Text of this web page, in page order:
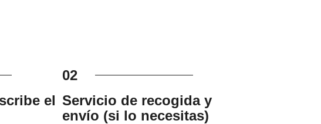
el
02
Servicio de recogida y
envío (si lo necesitas)